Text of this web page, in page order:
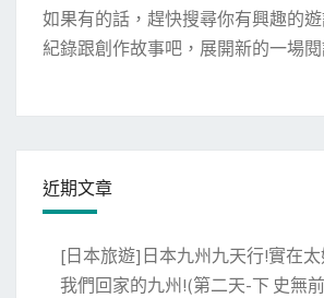
如果有的話，趕快搜尋你有興趣的
紀錄跟創作故事吧，展開新的一場
近期文章
[日本旅遊]日本九州九天行!實在
我們回家的九州!(第二天-下 史無